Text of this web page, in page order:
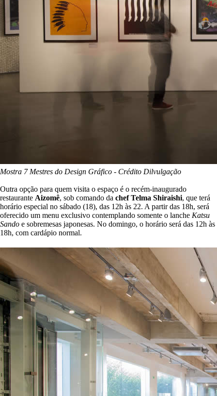
Mostra 7 Mestres do Design Gráfico - Crédito Dilvulgação
Outra opção para quem visita o espaço é o recém-inaugurado
restaurante Aizomê, sob comando da chef Telma Shiraishi, que terá
horário especial no sábado (18), das 12h às 22. A partir das 18h, será
oferecido um menu exclusivo contemplando somente o lanche Katsu
Sando e sobremesas japonesas. No domingo, o horário será das 12h às
18h, com cardápio normal.